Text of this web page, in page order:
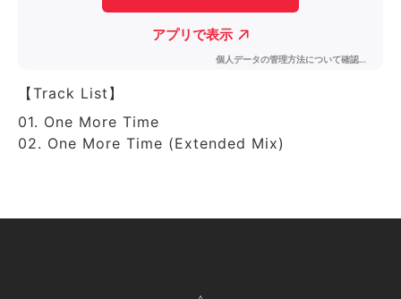
【Track List】
01. One More Time
02. One More Time (Extended Mix)